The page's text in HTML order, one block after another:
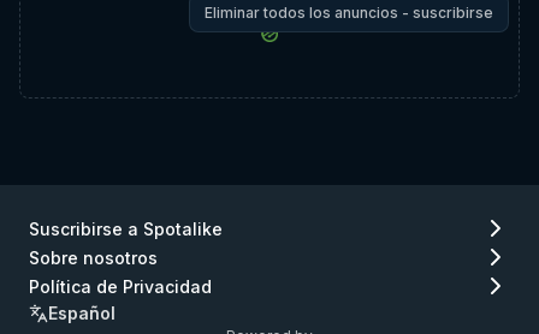
Eliminar todos los anuncios - suscribirse
Suscribirse a Spotalike
Sobre nosotros
Política de Privacidad
Español